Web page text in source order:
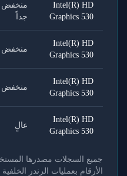
Intel(R) HD
Graphics 530
منخفض
جداً
Intel(R) HD
Graphics 530
منخفض
Intel(R) HD
Graphics 530
منخفض
Intel(R) HD
Graphics 530
عالٍ
جميع السجلات مصدرها
الأرقام بعمليات الرندر